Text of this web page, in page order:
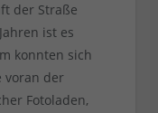
der Straße
ist es
konnten sich
voran der
Fotoladen,